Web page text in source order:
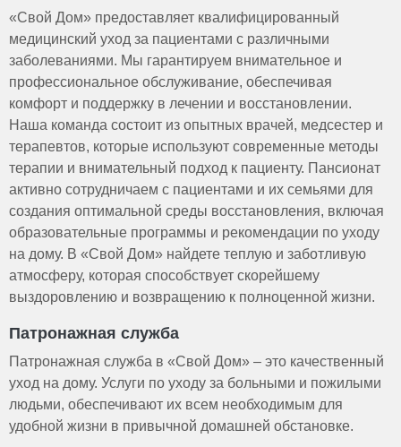
«Свой Дом» предоставляет квалифицированный
медицинский уход за пациентами с различными
заболеваниями. Мы гарантируем внимательное и
профессиональное обслуживание, обеспечивая
комфорт и поддержку в лечении и восстановлении.
Наша команда состоит из опытных врачей, медсестер и
терапевтов, которые используют современные методы
терапии и внимательный подход к пациенту. Пансионат
активно сотрудничаем с пациентами и их семьями для
создания оптимальной среды восстановления, включая
образовательные программы и рекомендации по уходу
на дому. В «Свой Дом» найдете теплую и заботливую
атмосферу, которая способствует скорейшему
выздоровлению и возвращению к полноценной жизни.
Патронажная служба
Патронажная служба в «Свой Дом» – это качественный
уход на дому. Услуги по уходу за больными и пожилыми
людьми, обеспечивают их всем необходимым для
удобной жизни в привычной домашней обстановке.